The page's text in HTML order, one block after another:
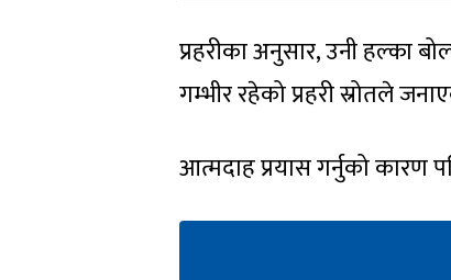
प्रहरीका अनुसार, उनी हल्का
गम्भीर रहेको प्रहरी स्रोतले
आत्मदाह प्रयास गर्नुको कारण